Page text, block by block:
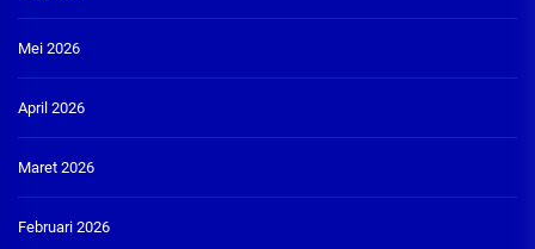
Mei 2026
April 2026
Maret 2026
Februari 2026